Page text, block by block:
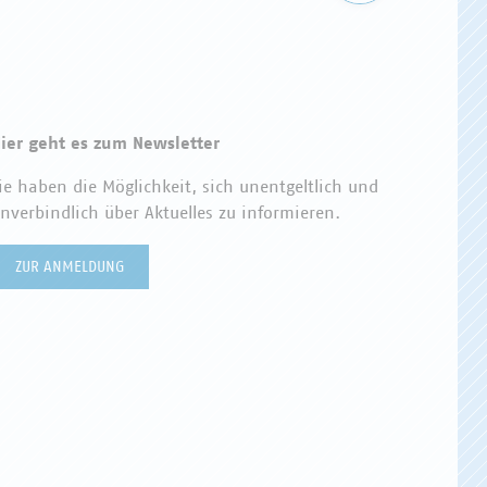
geht es zum Newsletter
haben die Möglichkeit, sich unentgeltlich und
über Aktuelles zu informieren.
ZUR ANMELDUNG